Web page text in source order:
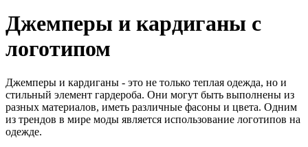
Джемперы и кардиганы с
логотипом
Джемперы и кардиганы - это не только теплая одежда, но и
стильный элемент гардероба. Они могут быть выполнены из
разных материалов, иметь различные фасоны и цвета. Одним
из трендов в мире моды является использование логотипов на
одежде.